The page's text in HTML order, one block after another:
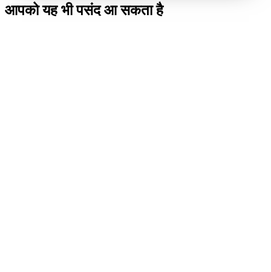
आपको यह भी पसंद आ सकता है